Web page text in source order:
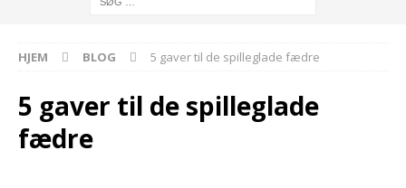
HJEM BLOG 5 gaver til de spilleglade fædre
5 gaver til de spilleglade
fædre